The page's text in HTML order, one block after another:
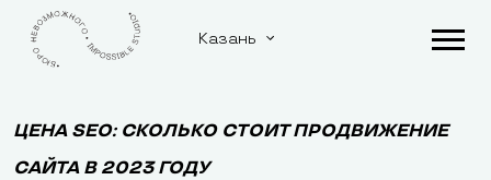
Казань
ЦЕНА SEO: СКОЛЬКО СТОИТ ПРОДВИЖЕНИЕ
САЙТА В 2023 ГОДУ